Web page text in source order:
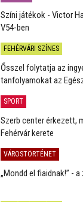
Színi játékok - Victor
V54-ben
FEHÉRVÁRI SZÍNES
Ősszel folytatja az
tanfolyamokat az
SPORT
Szerb center érkezett,
Fehérvár kerete
VÁROSTÖRTÉNET
„Mondd el fiaidnak!” -